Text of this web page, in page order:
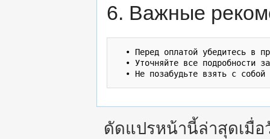
6. Важные
• Перед оплатой убедитесь в
• Уточняйте все подробности
ดัดแปรหน้านี้ล่าสุดเมื่อ